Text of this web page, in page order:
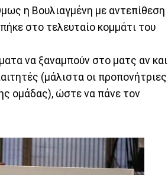
η Βουλιαγμένη με αντεπίθεση
στο τελευταίο κομμάτι του
να ξαναμπούν στο ματς αν και
(μάλιστα οι προπονήτριες
ομάδας), ώστε να πάνε τον